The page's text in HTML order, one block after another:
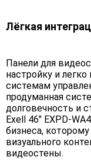
Лёгкая
Панели для
настройку и
системам
продуманная
долговечность и
Exell 46" EXPD-
бизнеса,
визуального
видеостены.